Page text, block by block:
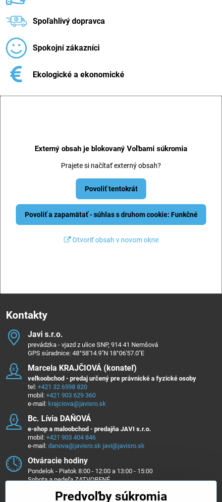
Spoľahlivý dopravca
Spokojní zákazníci
Ekologické a ekonomické
Externý obsah je blokovaný Voľbami súkromia
Prajete si načítať externý obsah?
Povoliť tentokrát
Povoliť a zapamätať - súhlas s druhom cookie: Funkčné
Otvoriť obsah v novom okne
Kontakty
Javi s​.r​.o​.
prevádzka - vjazd z ulice SNP, 914 41 Nemšová
GPS súradnice: 48°58'14.9"N 18°06'57.0"E
Marcela KRAJČIOVÁ (konateľ)
veľkoobchod - predaj určený pre právnické a fyzické osoby
tel: +421 32 6598 820
mobil: +421 903 629 360
e-mail: krajciova@javisro.sk
Bc​. Lívia DAŇOVÁ
e-shop a maloobchod - predajňa JAVI s.r.o.
mobil: +421 903 404 846
e-mail: danova@javisro.sk javi@javisro.sk
Otváracie hodiny
Pondelok - Piatok 8:00 - 12:00 a 13:00 - 15:00
Sobota a nedeľa ZATVORENÉ
Sledujte nás na ...Predvoľby súkromia